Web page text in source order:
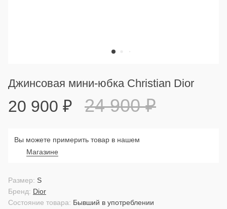
Джинсовая мини-юбка Christian Dior
20 900 ₽ 24 900₽
Вы можете примерить товар в нашем
Магазине
Состояние товара: Бывший в употреблении
Бренд: Dior
Размер: S